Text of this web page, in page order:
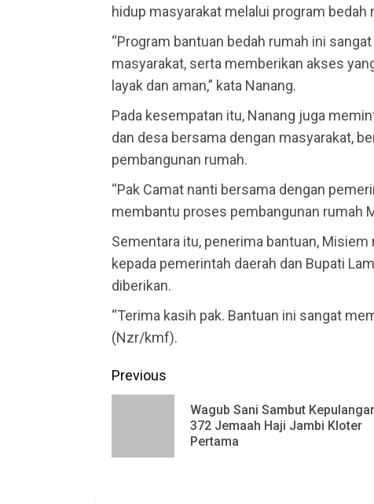
hidup masyarakat melalui program bedah
“Program bantuan bedah rumah ini
masyarakat, serta memberikan akses
layak dan aman,” kata Nanang.
Pada kesempatan itu, Nanang juga
dan desa bersama dengan masyarakat,
pembangunan rumah.
“Pak Camat nanti bersama dengan
membantu proses pembangunan rumah
Sementara itu, penerima bantuan,
kepada pemerintah daerah dan Bupati
diberikan.
“Terima kasih pak. Bantuan ini sangat
(Nzr/kmf).
Continue
Previous
Wagub Sani Sambut
372 Jemaah Haji Jambi Kloter
Pertama